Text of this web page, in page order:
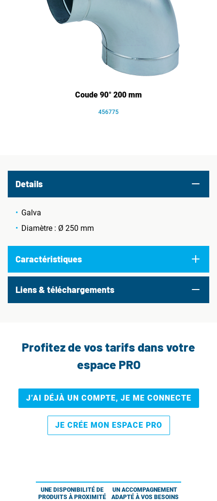
Coude 90° 200 mm
456775
Details
Galva
Diamètre : Ø 250 mm
Caractéristiques
Liens & téléchargements
Profitez de vos tarifs dans votre
espace PRO
J’AI DÉJÀ UN COMPTE, JE ME CONNECTE
JE CRÉE MON ESPACE PRO
UNE DISPONIBILITÉ DE
PRODUITS À PROXIMITÉ
UN ACCOMPAGNEMENT
ADAPTÉ À VOS BESOINS